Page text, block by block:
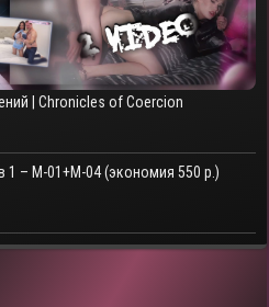
| Chronicles of Coercion
1 – M-01+M-04 (экономия 550 р.)